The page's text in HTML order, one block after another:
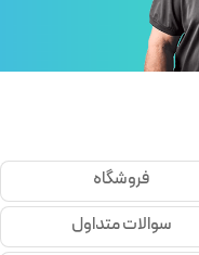
فروشگاه
سوالات متداول